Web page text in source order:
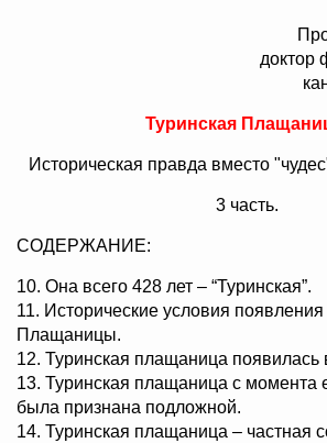
доктор
Туринская
Историческая правда вместо
3 часть.
СОДЕРЖАНИЕ:
10. Она всего 428 лет – “Туринская”.
11. Исторические условия появления
Плащаницы.
12. Туринская плащаница появилась
13. Туринская плащаница с момента
была признана подложной.
14. Туринская плащаница – частная